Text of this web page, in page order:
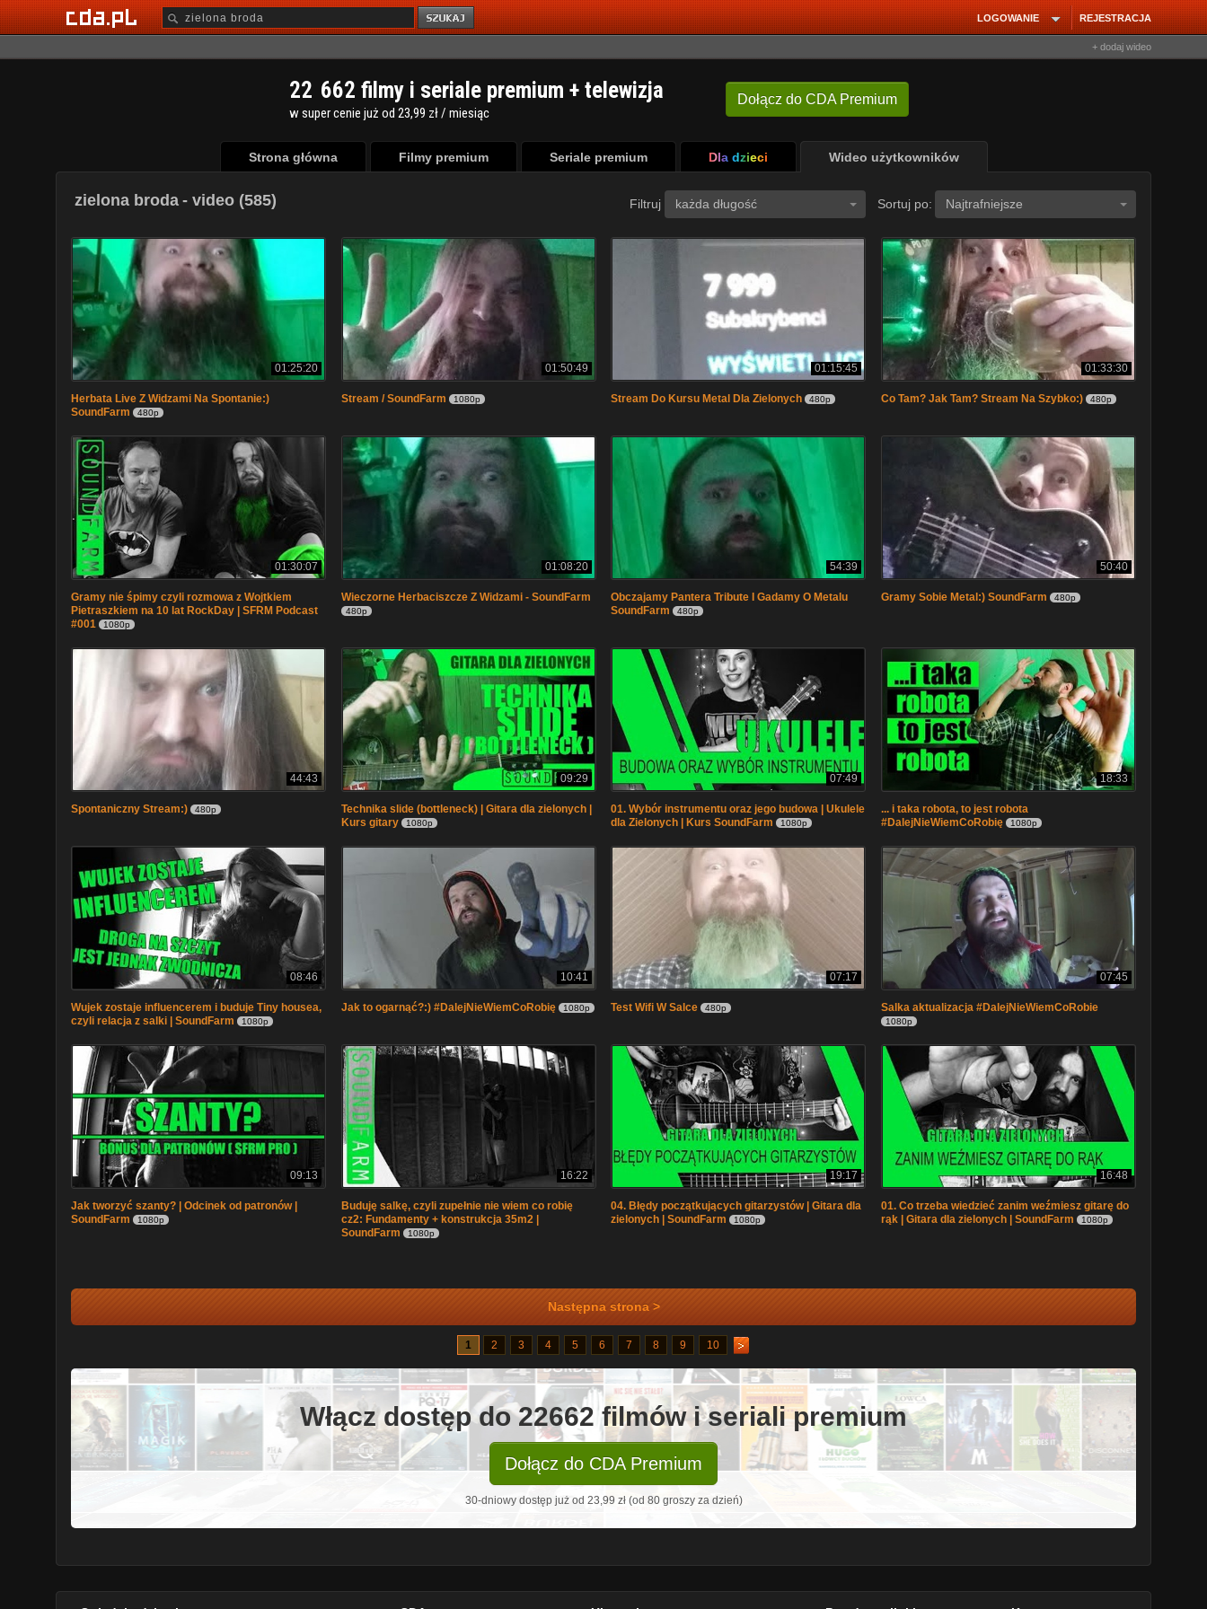
REJESTRACJA
LOGOWANIE
+ dodaj wideo
Dołącz do CDA Premium
22 662 filmy i seriale premium + telewizja
w super cenie już od 23,99 zł / miesiąc
Strona główna Filmy premium Seriale premium Dla dzieci Wideo użytkowników
zielona broda - video (585) Filtruj każda długość Sortuj po: Najtrafniejsze
01:25:20
Herbata Live Z Widzami Na Spontanie:)
SoundFarm
480p
01:50:49
Stream / SoundFarm 1080p
01:15:45
Stream Do Kursu Metal Dla Zielonych 480p
01:33:30
Co Tam? Jak Tam? Stream Na Szybko:) 480p
01:30:07
Gramy nie śpimy czyli rozmowa z Wojtkiem
Pietraszkiem na 10 lat RockDay | SFRM Podcast
#001
1080p
01:08:20
Wieczorne Herbaciszcze Z Widzami - SoundFarm
480p
54:39
Obczajamy Pantera Tribute I Gadamy O Metalu
SoundFarm
480p
50:40
Gramy Sobie Metal:) SoundFarm 480p
44:43
Spontaniczny Stream:) 480p
09:29
Technika slide (bottleneck) | Gitara dla zielonych |
Kurs gitary
1080p
07:49
01. Wybór instrumentu oraz jego budowa | Ukulele
dla Zielonych | Kurs SoundFarm
1080p
18:33
... i taka robota, to jest robota
#DalejNieWiemCoRobię
1080p
08:46
Wujek zostaje influencerem i buduje Tiny housea,
czyli relacja z salki | SoundFarm
1080p
10:41
Jak to ogarnąć?:) #DalejNieWiemCoRobię 1080p
07:17
Test Wifi W Salce 480p
07:45
Salka aktualizacja #DalejNieWiemCoRobie
1080p
09:13
Jak tworzyć szanty? | Odcinek od patronów |
SoundFarm
1080p
16:22
Buduję salkę, czyli zupełnie nie wiem co robię
cz2: Fundamenty + konstrukcja 35m2 |
SoundFarm
1080p
19:17
04. Błędy początkujących gitarzystów | Gitara dla
zielonych | SoundFarm
1080p
16:48
01. Co trzeba wiedzieć zanim weźmiesz gitarę do
rąk | Gitara dla zielonych | SoundFarm
1080p
Następna strona >
1 2 3 4 5 6 7 8 9 10
Włącz dostęp do 22662 filmów i seriali premium
Dołącz do CDA Premium
30-dniowy dostęp już od 23,99 zł (od 80 groszy za dzień)